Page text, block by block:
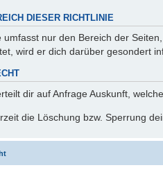
DIESER RICHTLINIE
umfasst nur den Bereich der
wird er dich darüber gesondert
dir auf Anfrage Auskunft,
die Löschung bzw. Sperrung